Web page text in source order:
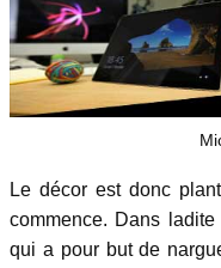
Le décor est donc
commence. Dans
qui a pour but de